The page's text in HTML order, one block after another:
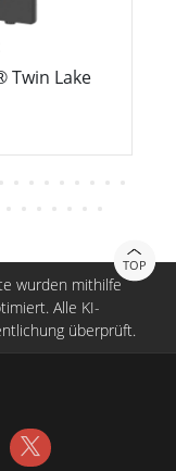
Twin Lake
TOP
wurden mithilfe
Alle KI-
überprüft.